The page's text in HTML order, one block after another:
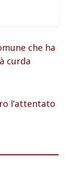
che ha
curda
l’attentato